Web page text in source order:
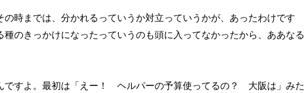
時までは、分かれるっていうか対立っていうかが、あったわけです
のきっかけになったっていうのも頭に入ってなかったから、ああなる
ですよ。最初は「えー！ ヘルパーの予算使ってるの？ 大阪は」みた